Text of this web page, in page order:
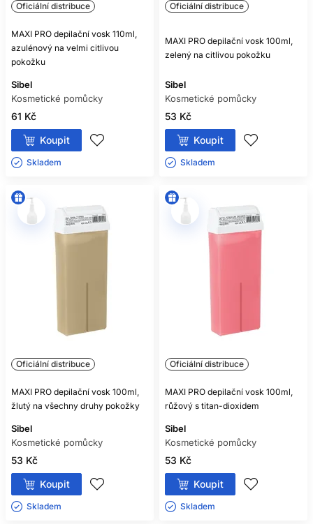
Oficiální distribuce
MAXI PRO depilační vosk 110ml,
azulénový na velmi citlivou
pokožku
Sibel
Kosmetické pomůcky
61 Kč
Koupit
Skladem ㅤ
Oficiální distribuce
MAXI PRO depilační vosk 100ml,
zelený na citlivou pokožku
Sibel
Kosmetické pomůcky
53 Kč
Koupit
Skladem ㅤ
Oficiální distribuce
MAXI PRO depilační vosk 100ml,
žlutý na všechny druhy pokožky
Sibel
Kosmetické pomůcky
53 Kč
Koupit
Skladem ㅤ
Oficiální distribuce
MAXI PRO depilační vosk 100ml,
růžový s titan-dioxidem
Sibel
Kosmetické pomůcky
53 Kč
Koupit
Skladem ㅤ